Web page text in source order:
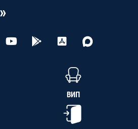
ВИП